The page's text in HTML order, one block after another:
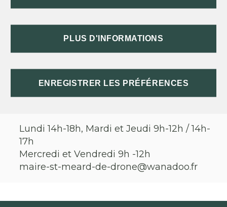
PLUS D'INFORMATIONS
ENREGISTRER LES PRÉFÉRENCES
24600
Lundi 14h-18h, Mardi et Jeudi 9h-12h / 14h-
17h
Mercredi et Vendredi 9h -12h
maire-st-meard-de-drone@wanadoo.fr